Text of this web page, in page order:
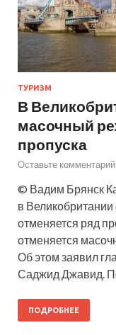
ТУРИЗМ
В
масочный
пропуска
Оставьте комментарий
© Вадим Брянск
в
отменяется ряд
отменяется
Об этом заявил
Саджид Джавид.
ПОДРОБНЕЕ